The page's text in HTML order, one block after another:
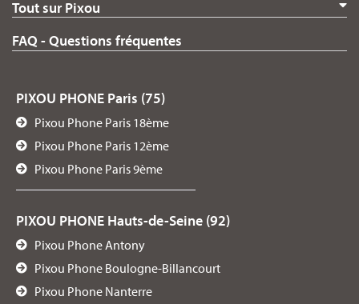
Tout sur Pixou
FAQ - Questions fréquentes
PIXOU PHONE Paris (75)
Pixou Phone Paris 18ème
Pixou Phone Paris 12ème
Pixou Phone Paris 9ème
PIXOU PHONE Hauts-de-Seine (92)
Pixou Phone Antony
Pixou Phone Boulogne-Billancourt
Pixou Phone Nanterre